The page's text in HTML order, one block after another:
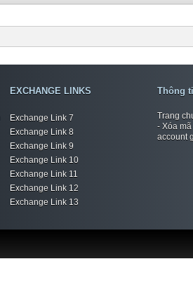
EXCHANGE LINKS
Exchange Link 7
Exchange Link 8
Exchange Link 9
Exchange Link 10
Exchange Link 11
Exchange Link 12
Exchange Link 13
Thông
Trang
- Xóa
account